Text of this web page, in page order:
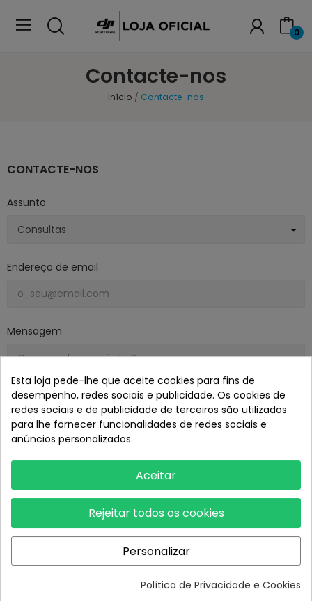
0
Contacte-nos
Início Contacte-nos
CONTACTE-NOS
Assunto
Endereço de email
Mensagem
Quem somos?
Esta loja pede-lhe que aceite cookies para fins de
desempenho, redes sociais e publicidade. Os cookies de
redes sociais e de publicidade de terceiros são utilizados
para lhe fornecer funcionalidades de redes sociais e
anúncios personalizados.
Aceitar
Rejeitar todos os cookies
Personalizar
Política de Privacidade e Cookies